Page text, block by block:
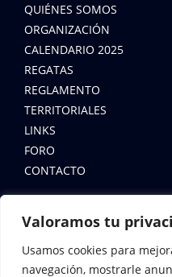
Valoramos tu
Usamos cookies para
navegación, mostrarle
QUIÉNES SOMOS
ORGANIZACIÓN
CALENDARIO 2025
REGATAS
REGLAMENTO
TERRITORIALES
LINKS
FORO
CONTACTO
LEYES
AVISO LEGAL
POLÍTICA DE COOKIES